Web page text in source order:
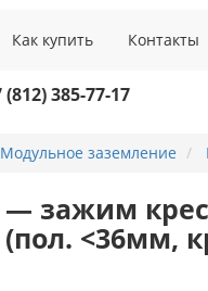
Как купить Контакты
(812) 385-77-17
Модульное заземление
— зажим
<36мм,